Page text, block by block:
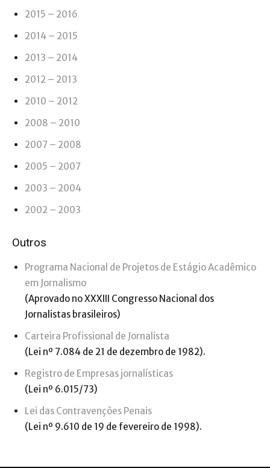
2015 – 2016
2014 – 2015
2013 – 2014
2012 – 2013
2010 – 2012
2008 – 2010
2007 – 2008
2005 – 2007
2003 – 2004
2002 – 2003
Outros
Programa Nacional de Projetos de Estágio Acadêmico
em Jornalismo
(Aprovado no XXXIII Congresso Nacional dos
Jornalistas brasileiros)
Carteira Profissional de Jornalista
(Lei nº 7.084 de 21 de dezembro de 1982).
Registro de Empresas jornalísticas
(Lei nº 6.015/73)
Lei das Contravenções Penais
(Lei nº 9.610 de 19 de fevereiro de 1998).